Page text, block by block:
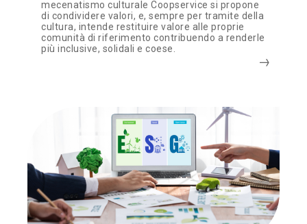
mecenatismo culturale Coopservice si propone
di condividere valori, e, sempre per tramite della
cultura, intende restituire valore alle proprie
comunità di riferimento contribuendo a renderle
più inclusive, solidali e coese.